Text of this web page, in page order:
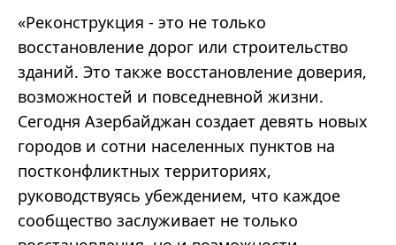
«Реконструкция - это не только
восстановление дорог или строительство
зданий. Это также восстановление доверия,
возможностей и повседневной жизни.
Сегодня Азербайджан создает девять новых
городов и сотни населенных пунктов на
постконфликтных территориях,
руководствуясь убеждением, что каждое
сообщество заслуживает не только